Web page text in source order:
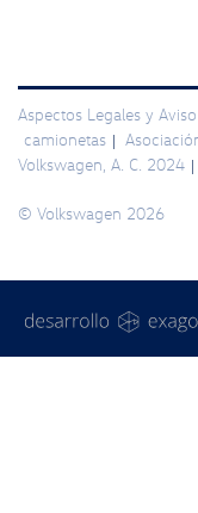
Aspectos Legales y
camionetas |
Volkswagen, A. C. 2024 |
© Volkswagen 2026